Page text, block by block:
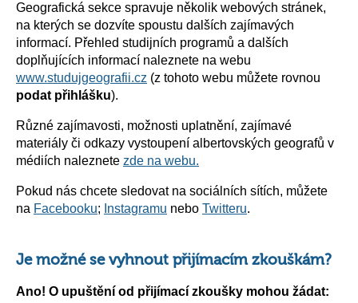
Geografická sekce spravuje několik webových stránek,
na kterých se dozvíte spoustu dalších zajímavých
informací. Přehled studijních programů a dalších
doplňujících informací naleznete na webu
www.studujgeografii.cz (z tohoto webu můžete rovnou
podat přihlášku).
Různé zajímavosti, možnosti uplatnění, zajímavé
materiály či odkazy vystoupení albertovských geografů v
médiích naleznete zde na webu.
Pokud nás chcete sledovat na sociálních sítích, můžete
na Facebooku; Instagramu nebo Twitteru.
Je možné se vyhnout přijímacím zkouškám?
Ano! O upuštění od přijímací zkoušky mohou žádat: